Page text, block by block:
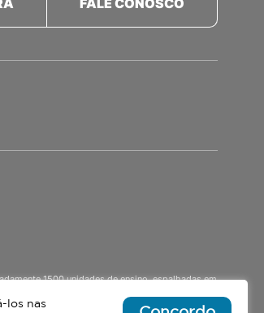
FALE CONOSCO
1500 unidades de ensino, espalhadas em
los nas